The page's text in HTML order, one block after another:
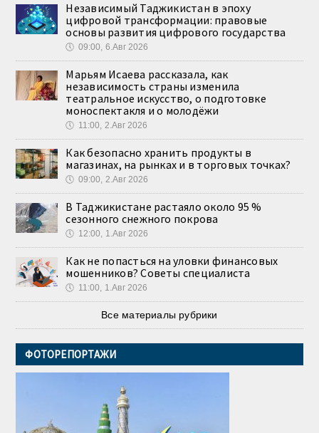
Независимый Таджикистан в эпоху
цифровой трансформации: правовые
основы развития цифрового государства
🕔 09:00, 6.Авг 2026
Марьям Исаева рассказала, как
независимость страны изменила
театральное искусство, о подготовке
моноспектакля и о молодёжи
🕔 11:00, 2.Авг 2026
Как безопасно хранить продукты в
магазинах, на рынках и в торговых точках?
🕔 09:00, 2.Авг 2026
В Таджикистане растаяло около 95 %
сезонного снежного покрова
🕔 12:00, 1.Авг 2026
Как не попасться на уловки финансовых
мошенников? Советы специалиста
🕔 11:00, 1.Авг 2026
Все материалы рубрики
ФОТОРЕПОРТАЖИ